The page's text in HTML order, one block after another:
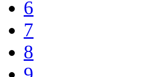
6
7
8